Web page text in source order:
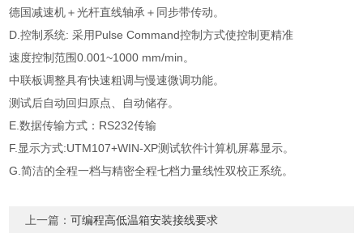
德国减速机＋光杆直线轴承＋同步带传动。
D.控制系统: 采用Pulse Command控制方式使控制更精准
速度控制范围0.001~1000 mm/min。
中联板调整具有快速粗调与慢速微调功能。
测试后自动回归原点、自动储存。
E.数据传输方式：RS232传输
F.显示方式:UTM107+WIN-XP测试软件计算机屏幕显示。
G.简洁的全程一档与精密全程七档力量线性双校正系统。
上一篇：可编程高低温箱安装接线要求